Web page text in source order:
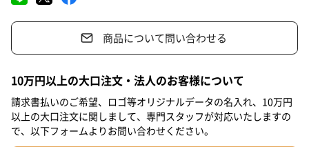
素材
本体／Sandal blackwood（黒檀）、合金、ミネラルガ
ラス、クリスタル
バンド／Sandal blackwood（黒檀）、合金
商品本体サイ
ズ
直径37mm
バンド幅18mm
商品外装サイ
ズ
縦160mm×横62mm×奥行き33mm
#義父 #義母
#母親 #彼氏 #女友達 #男友達
#上司女性 #上司男性 #同僚女性 #同僚男性 #男子大学生
#10代 #20代前半 #20代後半 #30代 #40代 #50代
商品について問い合わせる
10万円以上の大口注文・法人のお客様について
請求書払いのご希望、ロゴ等オリジナルデータの名入れ、10万円
以上の大口注文に関しまして、専門スタッフが対応いたしますの
で、以下フォームよりお問い合わせください。